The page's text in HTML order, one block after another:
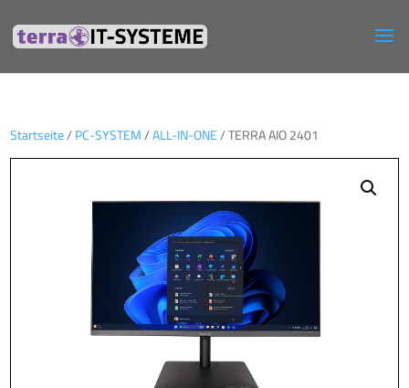
Startseite/ PC-SYSTEM/ALL-IN-ONE/ TERRA AIO 2401